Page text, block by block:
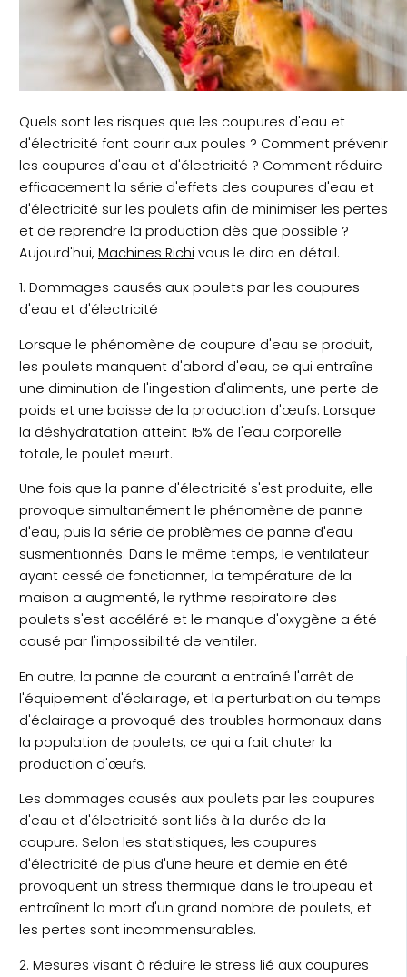
Quels sont les risques que les coupures d'eau et
d'électricité font courir aux poules ? Comment prévenir
les coupures d'eau et d'électricité ? Comment réduire
efficacement la série d'effets des coupures d'eau et
d'électricité sur les poulets afin de minimiser les pertes
et de reprendre la production dès que possible ?
Aujourd'hui, Machines Richi vous le dira en détail.
1. Dommages causés aux poulets par les coupures
d'eau et d'électricité
Lorsque le phénomène de coupure d'eau se produit,
les poulets manquent d'abord d'eau, ce qui entraîne
une diminution de l'ingestion d'aliments, une perte de
poids et une baisse de la production d'œufs. Lorsque
la déshydratation atteint 15% de l'eau corporelle
totale, le poulet meurt.
Une fois que la panne d'électricité s'est produite, elle
provoque simultanément le phénomène de panne
d'eau, puis la série de problèmes de panne d'eau
susmentionnés. Dans le même temps, le ventilateur
ayant cessé de fonctionner, la température de la
maison a augmenté, le rythme respiratoire des
poulets s'est accéléré et le manque d'oxygène a été
causé par l'impossibilité de ventiler.
En outre, la panne de courant a entraîné l'arrêt de
l'équipement d'éclairage, et la perturbation du temps
d'éclairage a provoqué des troubles hormonaux dans
la population de poulets, ce qui a fait chuter la
production d'œufs.
Les dommages causés aux poulets par les coupures
d'eau et d'électricité sont liés à la durée de la
coupure. Selon les statistiques, les coupures
d'électricité de plus d'une heure et demie en été
provoquent un stress thermique dans le troupeau et
entraînent la mort d'un grand nombre de poulets, et
les pertes sont incommensurables.
2. Mesures visant à réduire le stress lié aux coupures